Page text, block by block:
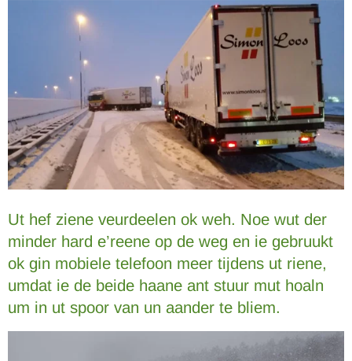
Ut hef ziene veurdeelen ok weh. Noe wut der
minder hard e’reene op de weg en ie gebruukt
ok gin mobiele telefoon meer tijdens ut riene,
umdat ie de beide haane ant stuur mut hoaln
um in ut spoor van un aander te bliem.